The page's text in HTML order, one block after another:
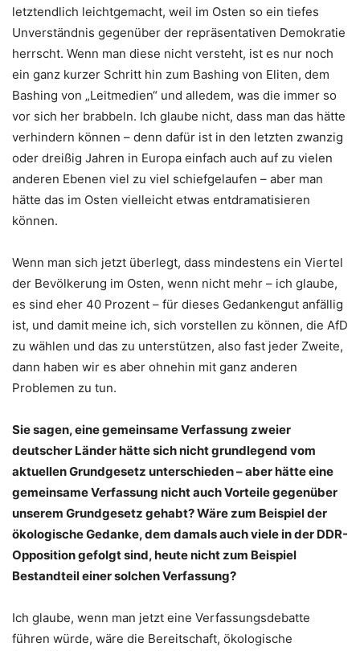
letztendlich leichtgemacht, weil im Osten so ein tiefes
Unverständnis gegenüber der repräsentativen Demokratie
herrscht. Wenn man diese nicht versteht, ist es nur noch
ein ganz kurzer Schritt hin zum Bashing von Eliten, dem
Bashing von „Leitmedien“ und alledem, was die immer so
vor sich her brabbeln. Ich glaube nicht, dass man das hätte
verhindern können – denn dafür ist in den letzten zwanzig
oder dreißig Jahren in Europa einfach auch auf zu vielen
anderen Ebenen viel zu viel schiefgelaufen – aber man
hätte das im Osten vielleicht etwas entdramatisieren
können.
Wenn man sich jetzt überlegt, dass mindestens ein Viertel
der Bevölkerung im Osten, wenn nicht mehr – ich glaube,
es sind eher 40 Prozent – für dieses Gedankengut anfällig
ist, und damit meine ich, sich vorstellen zu können, die AfD
zu wählen und das zu unterstützen, also fast jeder Zweite,
dann haben wir es aber ohnehin mit ganz anderen
Problemen zu tun.
Sie sagen, eine gemeinsame Verfassung zweier
deutscher Länder hätte sich nicht grundlegend vom
aktuellen Grundgesetz unterschieden – aber hätte eine
gemeinsame Verfassung nicht auch Vorteile gegenüber
unserem Grundgesetz gehabt? Wäre zum Beispiel der
ökologische Gedanke, dem damals auch viele in der DDR-
Opposition gefolgt sind, heute nicht zum Beispiel
Bestandteil einer solchen Verfassung?
Ich glaube, wenn man jetzt eine Verfassungsdebatte
führen würde, wäre die Bereitschaft, ökologische